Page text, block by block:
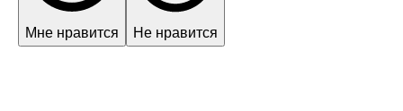
Мне нравится Не нравится